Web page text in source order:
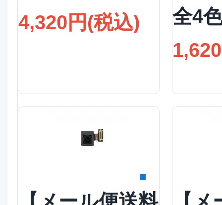
4,320円(税込)
全4